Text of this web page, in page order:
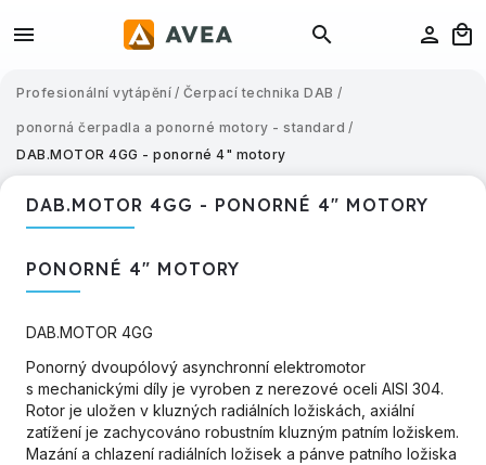
Profesionální vytápění / Čerpací technika DAB /
ponorná čerpadla a ponorné motory - standard /
DAB.MOTOR 4GG - ponorné 4" motory
DAB.MOTOR 4GG - PONORNÉ 4" MOTORY
PONORNÉ 4" MOTORY
DAB.MOTOR 4GG
Ponorný dvoupólový asynchronní elektromotor
s mechanickými díly je vyroben z nerezové oceli AISI 304.
Rotor je uložen v kluzných radiálních ložiskách, axiální
zatížení je zachycováno robustním kluzným patním ložiskem.
Mazání a chlazení radiálních ložisek a pánve patního ložiska